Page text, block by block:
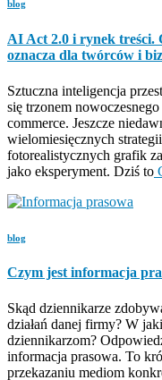
blog
AI Act 2.0 i rynek
oznacza dla twórców i
Sztuczna inteligencja
się trzonem
commerce. Jeszcze
wielomiesięcznych
fotorealistycznych grafik
jako eksperyment. Dziś to
blog
Czym jest informacja
Skąd dziennikarze
działań danej firmy? W
dziennikarzom?
informacja prasowa. To
przekazaniu mediom